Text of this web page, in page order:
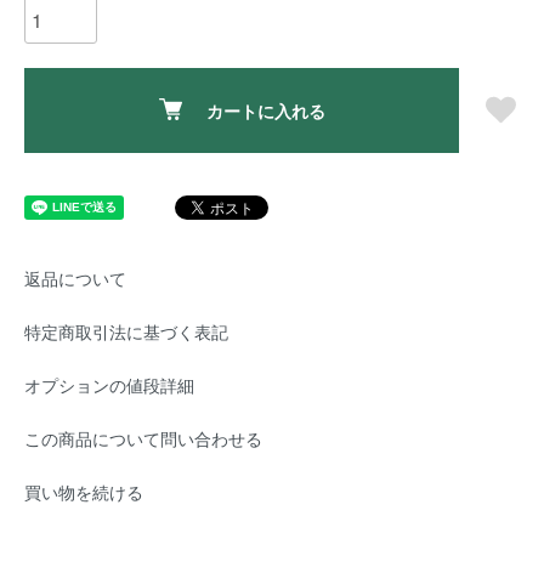
カートに入れる
返品について
特定商取引法に基づく表記
オプションの値段詳細
この商品について問い合わせる
買い物を続ける